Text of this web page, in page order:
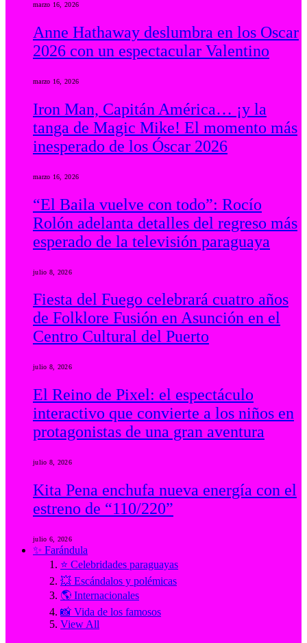
marzo 16, 2026
Anne Hathaway deslumbra en los Oscar
2026 con un espectacular Valentino
marzo 16, 2026
Iron Man, Capitán América… ¡y la
tanga de Magic Mike! El momento más
inesperado de los Óscar 2026
marzo 16, 2026
“El Baila vuelve con todo”: Rocío
Rolón adelanta detalles del regreso más
esperado de la televisión paraguaya
julio 8, 2026
Fiesta del Fuego celebrará cuatro años
de Folklore Fusión en Asunción en el
Centro Cultural del Puerto
julio 8, 2026
El Reino de Pixel: el espectáculo
interactivo que convierte a los niños en
protagonistas de una gran aventura
julio 8, 2026
Kita Pena enchufa nueva energía con el
estreno de “110/220”
julio 6, 2026
✨ Farándula
⭐ Celebridades paraguayas
💥 Escándalos y polémicas
🌎 Internacionales
📸 Vida de los famosos
View All